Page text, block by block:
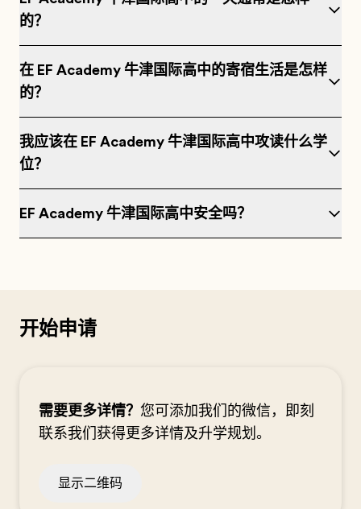
的？
在 EF Academy 牛津国际高中的寄宿生活是怎样
的？
我应该在 EF Academy 牛津国际高中攻读什么学
位？
EF Academy 牛津国际高中安全吗？
开始申请
需要更多详情？ 您可添加我们的微信，即刻
联系我们获得更多详情及升学规划。
显示二维码